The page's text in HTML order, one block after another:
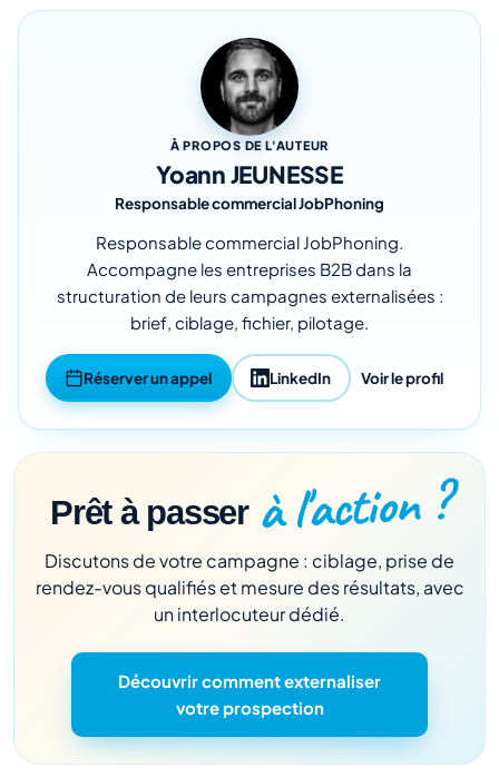
À PROPOS DE L'AUTEUR
Yoann JEUNESSE
Responsable commercial JobPhoning
Responsable commercial JobPhoning.
Accompagne les entreprises B2B dans la
structuration de leurs campagnes externalisées :
brief, ciblage, fichier, pilotage.
Réserver un appel LinkedIn Voir le profil
Prêt à passer à l'action ?
Discutons de votre campagne : ciblage, prise de
rendez-vous qualifiés et mesure des résultats, avec
un interlocuteur dédié.
Découvrir comment externaliser
votre prospection